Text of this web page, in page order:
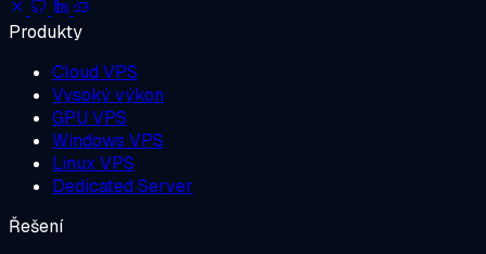
Produkty
Cloud VPS
Vysoký výkon
GPU VPS
Windows VPS
Linux VPS
Dedicated Server
Řešení